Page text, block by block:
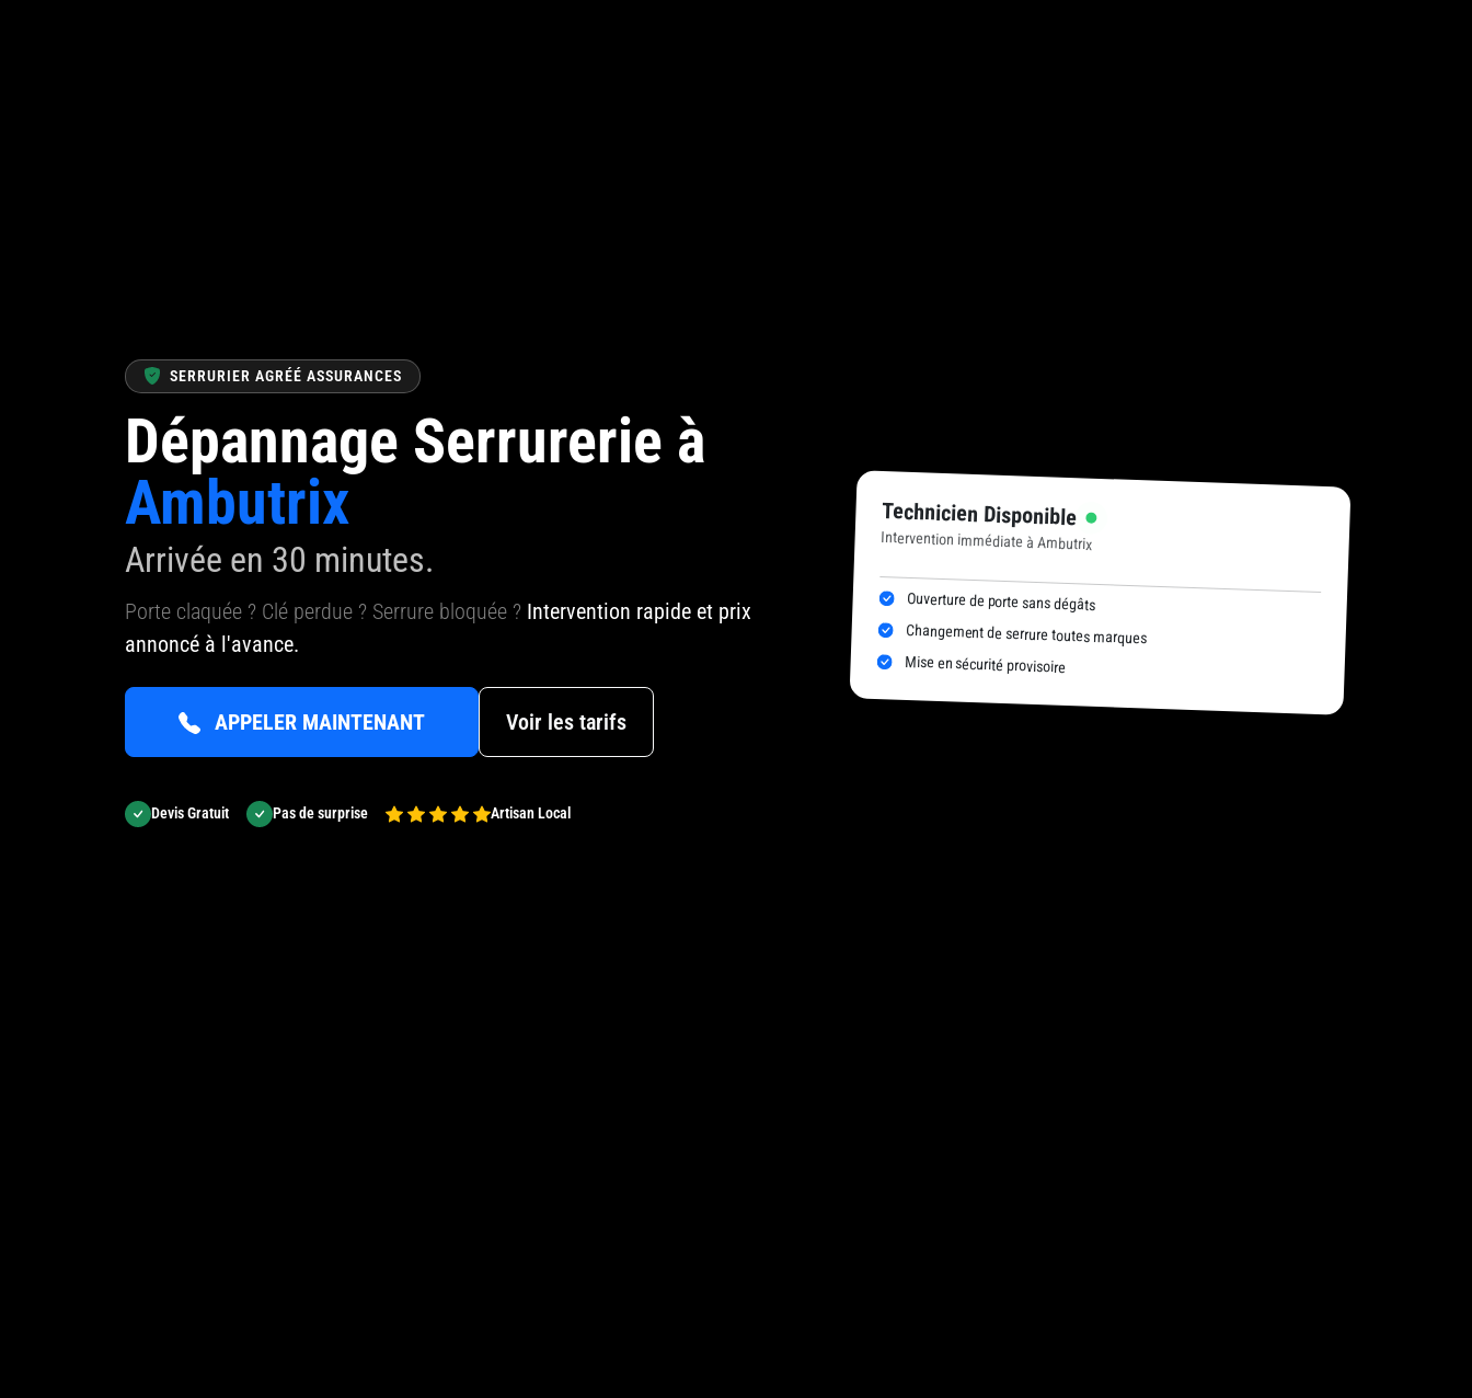
SERRURIER AGRÉÉ ASSURANCES
Dépannage Serrurerie à
Ambutrix
Arrivée en 30 minutes.
Porte claquée ? Clé perdue ? Serrure bloquée ? Intervention rapide et prix
annoncé à l'avance.
APPELER MAINTENANT Voir les tarifs
Devis Gratuit Pas de surprise Artisan Local
Technicien Disponible
Intervention immédiate à Ambutrix
Ouverture de porte sans dégâts
Changement de serrure toutes marques
Mise en sécurité provisoire